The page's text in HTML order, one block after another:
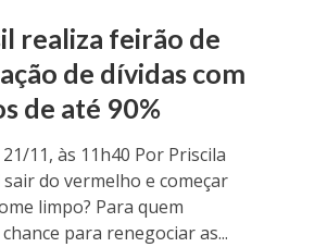
realiza feirão de
de dívidas com
de até 90%
11, às 11h40 Por Priscila
do vermelho e começar
limpo? Para quem
para renegociar as...